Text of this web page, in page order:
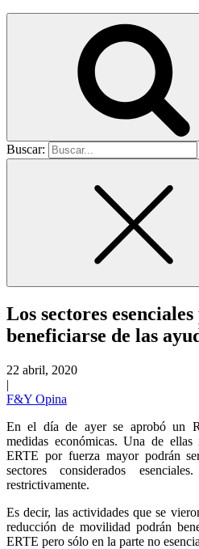
Buscar:
Los sectores
beneficiarse de las
22 abril, 2020
|
F&Y Opina
En el día de ayer se aprobó un
medidas económicas. Una de
ERTE por fuerza mayor podrán
sectores considerados
restrictivamente.
Es decir, las actividades que se
reducción de movilidad podrán
ERTE pero sólo en la parte no